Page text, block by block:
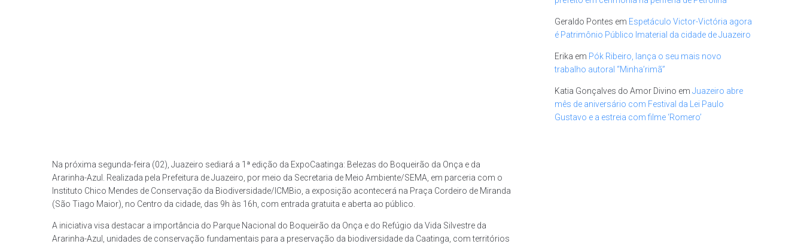
Na próxima segunda-feira (02), Juazeiro sediará a 1ª edição da ExpoCaatinga: Belezas do Boqueirão da Onça e da
Ararinha-Azul. Realizada pela Prefeitura de Juazeiro, por meio da Secretaria de Meio Ambiente/SEMA, em parceria com o
Instituto Chico Mendes de Conservação da Biodiversidade/ICMBio, a exposição acontecerá na Praça Cordeiro de Miranda
(São Tiago Maior), no Centro da cidade, das 9h às 16h, com entrada gratuita e aberta ao público.
A iniciativa visa destacar a importância do Parque Nacional do Boqueirão da Onça e do Refúgio da Vida Silvestre da
Ararinha-Azul, unidades de conservação fundamentais para a preservação da biodiversidade da Caatinga, com territórios
Geraldo Pontes em Espetáculo Victor-Victória agora
é Patrimônio Público Imaterial da cidade de Juazeiro
Erika em Pók Ribeiro, lança o seu mais novo
trabalho autoral “Minha’rimã”
Katia Gonçalves do Amor Divino em Juazeiro abre
mês de aniversário com Festival da Lei Paulo
Gustavo e a estreia com filme ‘Romero’